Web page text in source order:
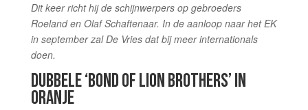
Dit keer richt hij de schijnwerpers op gebroeders
Roeland en Olaf Schaftenaar. In de aanloop naar het EK
in september zal De Vries dat bij meer internationals
doen.
DUBBELE ‘BOND OF LION BROTHERS’ IN
ORANJE